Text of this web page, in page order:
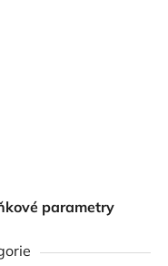
parametry